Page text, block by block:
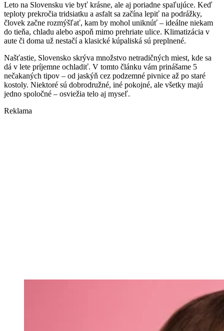
Leto na Slovensku vie byť krásne, ale aj poriadne spaľujúce. Keď
teploty prekročia tridsiatku a asfalt sa začína lepiť na podrážky,
človek začne rozmýšľať, kam by mohol uniknúť – ideálne niekam
do tieňa, chladu alebo aspoň mimo prehriate ulice. Klimatizácia v
aute či doma už nestačí a klasické kúpaliská sú preplnené.
Našťastie, Slovensko skrýva množstvo netradičných miest, kde sa
dá v lete príjemne ochladiť. V tomto článku vám prinášame 5
nečakaných tipov – od jaskýň cez podzemné pivnice až po staré
kostoly. Niektoré sú dobrodružné, iné pokojné, ale všetky majú
jedno spoločné – osviežia telo aj myseľ.
Reklama